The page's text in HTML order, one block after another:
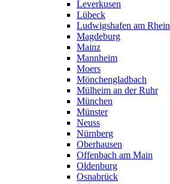
Leverkusen
Lübeck
Ludwigshafen am Rhein
Magdeburg
Mainz
Mannheim
Moers
Mönchengladbach
Mülheim an der Ruhr
München
Münster
Neuss
Nürnberg
Oberhausen
Offenbach am Main
Oldenburg
Osnabrück